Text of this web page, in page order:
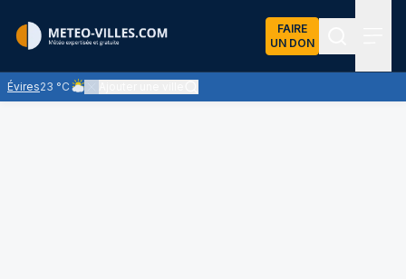
FAIRE
UN DON
Évires23 °C
Ciel nuageux - les éclaircies et les nuages se partagent le ciel